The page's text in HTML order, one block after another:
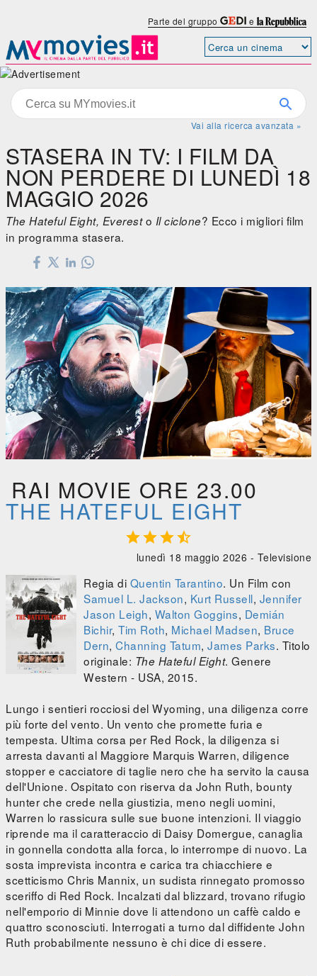
Parte del gruppo e
Vai alla ricerca avanzata »
STASERA IN TV: I FILM DA
NON PERDERE DI LUNEDÌ 18
MAGGIO 2026
The Hateful Eight, Everesto Il ciclone? Ecco i migliori film
in programma stasera.

The Hateful Eight
 0:00 / 0:00 

RAI MOVIE ORE 23.00
THE HATEFUL EIGHT

lunedì 18 maggio 2026 - Televisione
Regia di Quentin Tarantino. Un Film con
Samuel L. Jackson, Kurt Russell, Jennifer
Jason Leigh, Walton Goggins, Demián
Bichir, Tim Roth, Michael Madsen, Bruce
Dern, Channing Tatum, James Parks. Titolo
originale: The Hateful Eight. Genere
Western - USA, 2015.
Lungo i sentieri rocciosi del Wyoming, una diligenza corre
più forte del vento. Un vento che promette furia e
tempesta. Ultima corsa per Red Rock, la diligenza si
arresta davanti al Maggiore Marquis Warren, diligence
stopper e cacciatore di taglie nero che ha servito la causa
dell'Unione. Ospitato con riserva da John Ruth, bounty
hunter che crede nella giustizia, meno negli uomini,
Warren lo rassicura sulle sue buone intenzioni. Il viaggio
riprende ma il caratteraccio di Daisy Domergue, canaglia
in gonnella condotta alla forca, lo interrompe di nuovo. La
sosta imprevista incontra e carica tra chiacchiere e
scetticismo Chris Mannix, un sudista rinnegato promosso
sceriffo di Red Rock. Incalzati dal blizzard, trovano rifugio
nell'emporio di Minnie dove li attendono un caffè caldo e
quattro sconosciuti. Interrogati a turno dal diffidente John
Ruth probabilmente nessuno è chi dice di essere.